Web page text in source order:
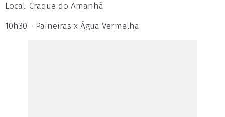
Local: Craque do Amanhã
10h30 - Paineiras x Água Vermelha